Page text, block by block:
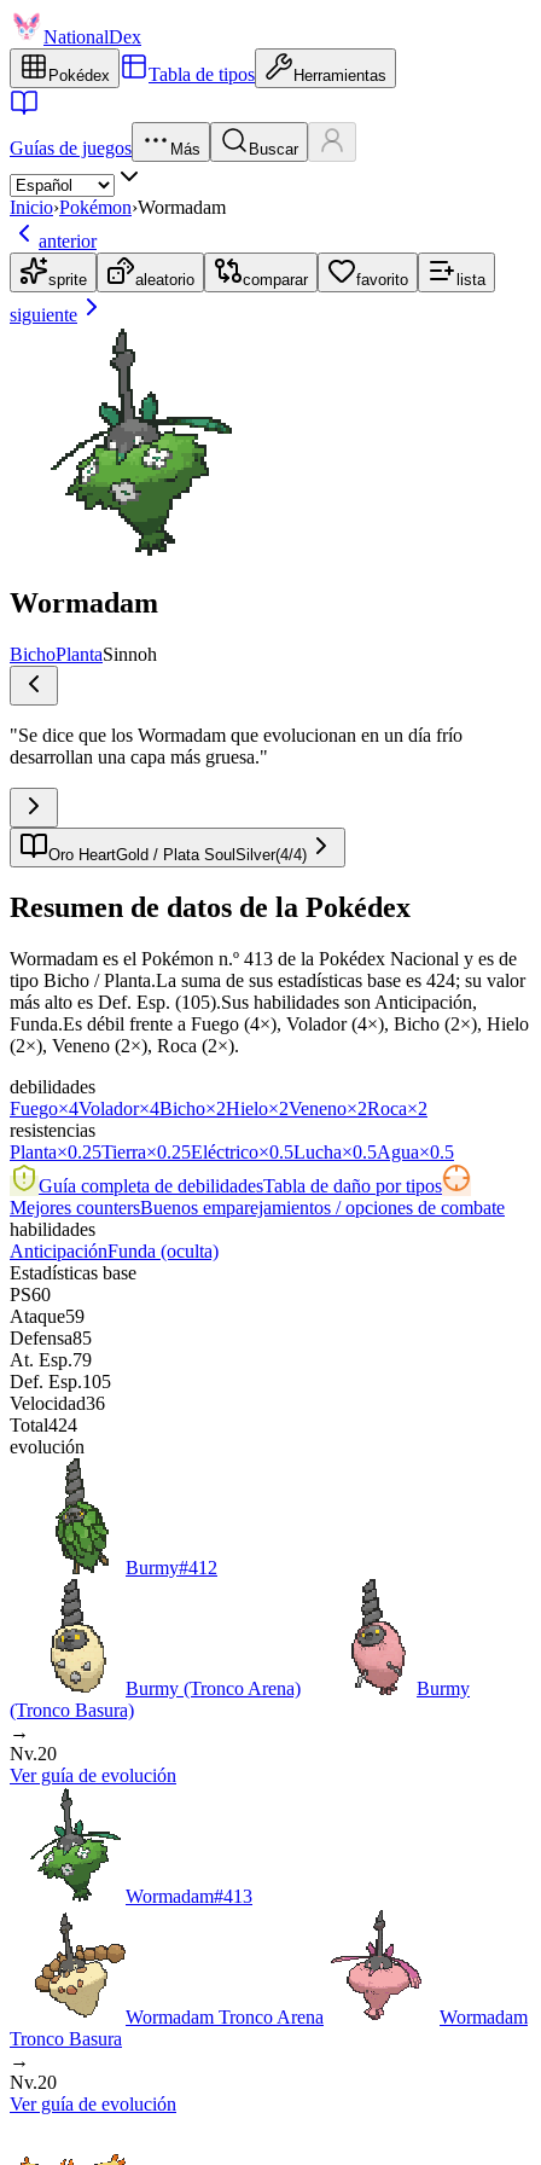
NationalDex
Pokédex Tabla de tipos Herramientas
Guías de juegos Más Buscar
Inicio›Pokémon›Wormadam
anterior
sprite aleatorio comparar favorito lista
siguiente
Wormadam
BichoPlantaSinnoh
"Se dice que los Wormadam que evolucionan en un día frío
desarrollan una capa más gruesa."
Oro HeartGold / Plata SoulSilver(4/4)
Resumen de datos de la Pokédex
Wormadam es el Pokémon n.º 413 de la Pokédex Nacional y es de
tipo Bicho / Planta.La suma de sus estadísticas base es 424; su valor
más alto es Def. Esp. (105).Sus habilidades son Anticipación,
Funda.Es débil frente a Fuego (4×), Volador (4×), Bicho (2×), Hielo
(2×), Veneno (2×), Roca (2×).
debilidades
Fuego×4Volador×4Bicho×2Hielo×2Veneno×2Roca×2
resistencias
Planta×0.25Tierra×0.25Eléctrico×0.5Lucha×0.5Agua×0.5
Guía completa de debilidadesTabla de daño por tipos
Mejores countersBuenos emparejamientos / opciones de combate
habilidades
AnticipaciónFunda (oculta)
Estadísticas base
PS60
Ataque59
Defensa85
At. Esp.79
Def. Esp.105
Velocidad36
Total424
evolución
Burmy#412
Burmy (Tronco Arena)
Burmy
(Tronco Basura)
→
Nv.20
Ver guía de evolución
Wormadam#413
Wormadam Tronco Arena
Wormadam
Tronco Basura
→
Nv.20
Ver guía de evolución